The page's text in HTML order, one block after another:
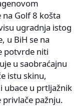
Golf 8 košta
ugradnja istog
u BiH se na
potvrde niti
u saobraćajnu
istu skinu,
ubace u prtljažnik
pažnju.